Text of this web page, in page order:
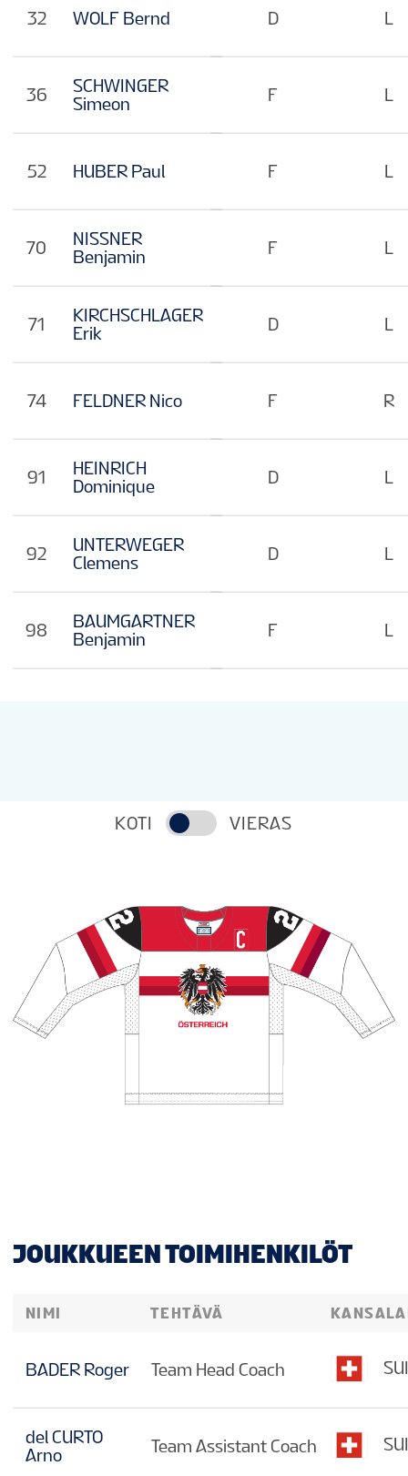
32 WOLF Bernd
36
SCHWINGER
Simeon
52 HUBER Paul
70
NISSNER
Benjamin
71
KIRCHSCHLAGER
Erik
74 FELDNER Nico
91
HEINRICH
Dominique
92
UNTERWEGER
Clemens
98
BAUMGARTNER
Benjamin
D L
F L
F L
F L
D L
F R
D L
D L
F L
KOTI VIERAS
JOUKKUEEN TOIMIHENKILÖT
NIMI
BADER Roger
del CURTO
Arno
TEHTÄVÄ
Team Head Coach
Team Assistant Coach